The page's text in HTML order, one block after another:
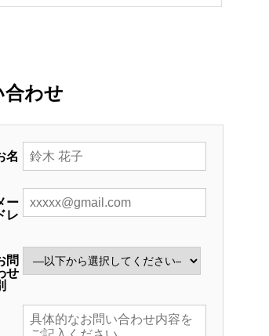
合わせ
名
ー
レ
問
せ